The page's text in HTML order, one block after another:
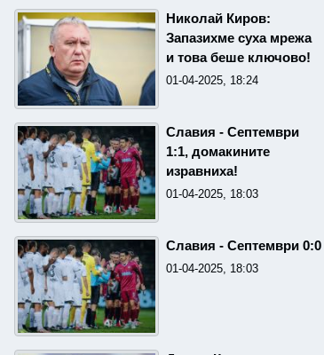
Николай Киров:
Запазихме суха мрежа
и това беше ключово!
01-04-2025, 18:24
Славия - Септември
1:1, домакините
изравниха!
01-04-2025, 18:03
Славия - Септември 0:0
01-04-2025, 18:03